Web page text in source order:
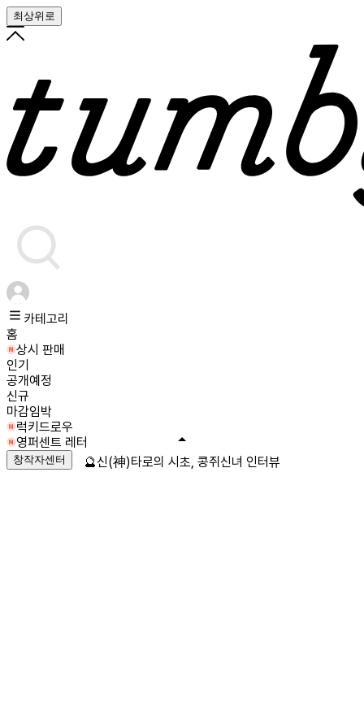
최상위로
카테고리
홈
상시 판매
인기
공개예정
신규
마감임박
럭키드로우
영퍼센트 레터
창작자센터 🔮신(神)타로의 시초, 콩쥐신녀 인터뷰